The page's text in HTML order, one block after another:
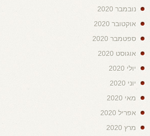
נובמבר 2020
אוקטובר 2020
ספטמבר 2020
אוגוסט 2020
יולי 2020
יוני 2020
מאי 2020
אפריל 2020
מרץ 2020